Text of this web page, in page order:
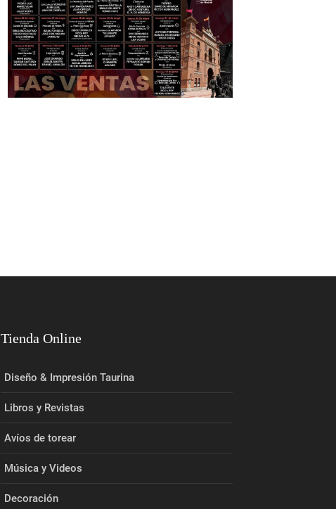
Tienda Online
Diseño & Impresión Taurina
Libros y Revistas
Avíos de torear
Música y Videos
Decoración